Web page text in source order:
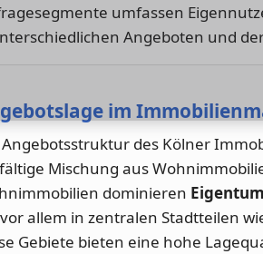
umfassen
Angeboten und
im
Angebotsstruktur des Kölner
Mischung aus
dominieren
allem in zentralen Stadtteilen
Gebiete bieten eine hohe